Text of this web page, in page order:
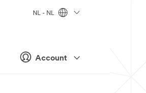
Account
NL - NL